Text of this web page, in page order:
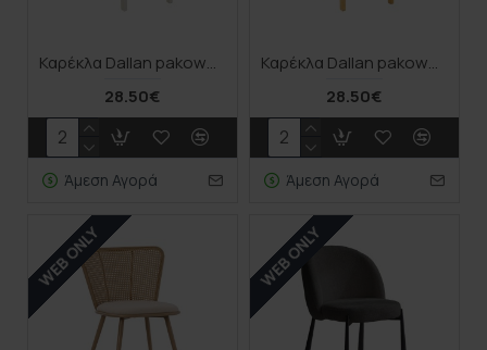
Καρέκλα Dallan pakoworld rubberwood λευκό 40x47.5x89εκ
28.50€
Άμεση Αγορά
Καρέκλα Dallan pakoworld rubberwood σε φυσική απόχρωση 40x47.5x89εκ
28.50€
Άμεση Αγορά
WEB ONLY WEB ONLY